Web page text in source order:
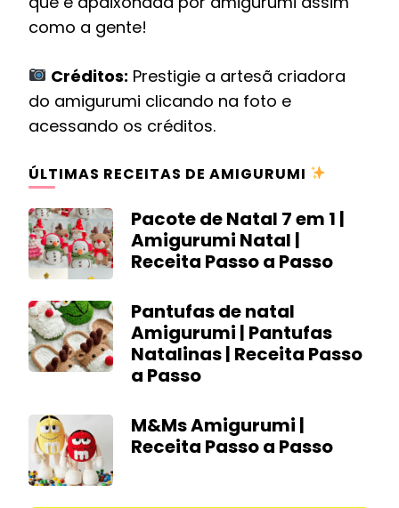
como a gente!
Créditos: Prestigie a artesã criadora
do amigurumi clicando na foto e
acessando os créditos.
ÚLTIMAS RECEITAS DE AMIGURUMI
Pacote de Natal 7 em 1 |
Amigurumi Natal |
Receita Passo a Passo
Pantufas de natal
Amigurumi | Pantufas
Natalinas | Receita Passo
a Passo
M&Ms Amigurumi |
Receita Passo a Passo